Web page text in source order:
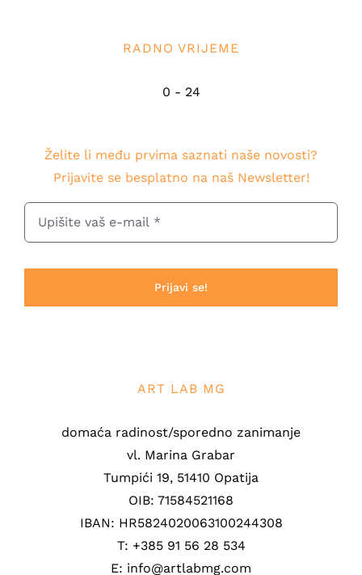
RADNO VRIJEME
0 - 24
Želite li među prvima saznati naše novosti?
Prijavite se besplatno na naš Newsletter!
Prijavi se!
ART LAB MG
domaća radinost/sporedno zanimanje
vl. Marina Grabar
Tumpići 19, 51410 Opatija
OIB: 71584521168
IBAN: HR5824020063100244308
T: +385 91 56 28 534
E: info@artlabmg.com